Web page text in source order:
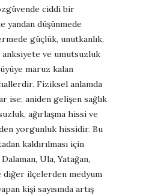
ciddi bir
yandan düşünmede
güçlük, unutkanlık,
ve umutsuzluk
maruz kalan
Fiziksel anlamda
ise; aniden gelişen sağlık
ağırlaşma hissi ve
yorgunluk hissidir. Bu
kaldırılması için
Ula, Yatağan,
diğer ilçelerden medyum
kişi sayısında artış